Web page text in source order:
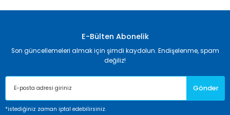
Görüş ve önerileriniz için teşekkür ederiz.
Ürün resmi kalitesiz, bozuk veya görüntülenemiyor.
Ürün açıklamasında eksik bilgiler bulunuyor.
Ürün bilgilerinde hatalar bulunuyor.
E-Bülten Abonelik
Son güncellemeleri almak için şimdi kaydolun. Endişelenme, spam
değiliz!
Gönder
*istediğiniz zaman iptal edebilirsiniz.